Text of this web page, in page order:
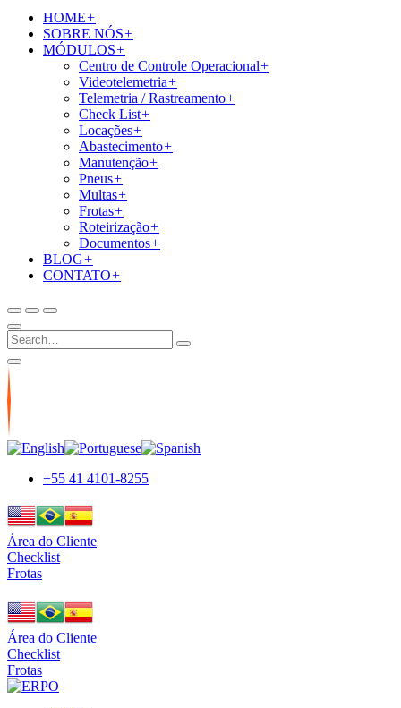
HOME+
SOBRE NÓS+
MÓDULOS+
Centro de Controle Operacional+
Videotelemetria+
Telemetria / Rastreamento+
Check List+
Locações+
Abastecimento+
Manutenção+
Pneus+
Multas+
Frotas+
Roteirização+
Documentos+
BLOG+
CONTATO+
+55 41 4101-8255
Área do Cliente
Checklist
Frotas
Área do Cliente
Checklist
Frotas